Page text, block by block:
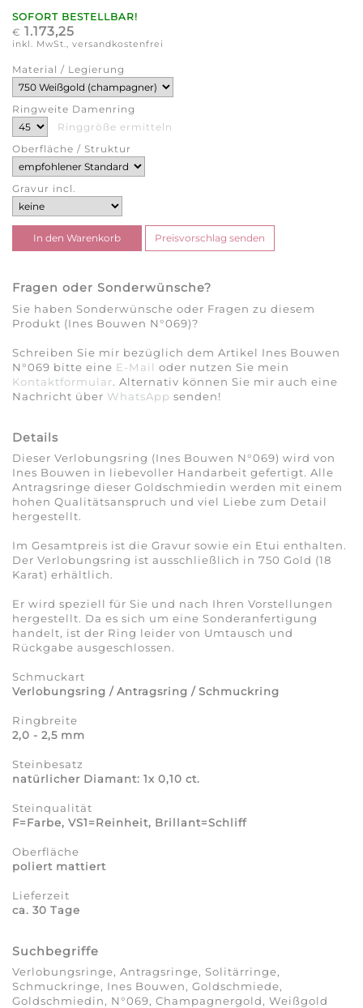
SOFORT BESTELLBAR!
€ 1.173,25
inkl. MwSt., versandkostenfrei
Material / Legierung
Ringweite Damenring
Ringgröße ermitteln
Oberfläche / Struktur
Gravur incl.
Fragen oder Sonderwünsche?
Sie haben Sonderwünsche oder Fragen zu diesem
Produkt (Ines Bouwen N°069)?
Schreiben Sie mir bezüglich dem Artikel Ines Bouwen
N°069 bitte eine E-Mail oder nutzen Sie mein
Kontaktformular. Alternativ können Sie mir auch eine
Nachricht über WhatsApp senden!
Details
Dieser Verlobungsring (Ines Bouwen N°069) wird von
Ines Bouwen in liebevoller Handarbeit gefertigt. Alle
Antragsringe dieser Goldschmiedin werden mit einem
hohen Qualitätsanspruch und viel Liebe zum Detail
hergestellt.
Im Gesamtpreis ist die Gravur sowie ein Etui enthalten.
Der Verlobungsring ist ausschließlich in 750 Gold (18
Karat) erhältlich.
Er wird speziell für Sie und nach Ihren Vorstellungen
hergestellt. Da es sich um eine Sonderanfertigung
handelt, ist der Ring leider von Umtausch und
Rückgabe ausgeschlossen.
Schmuckart
Verlobungsring / Antragsring / Schmuckring
Ringbreite
2,0 - 2,5 mm
Steinbesatz
natürlicher Diamant: 1x 0,10 ct.
Steinqualität
F=Farbe, VS1=Reinheit, Brillant=Schliff
Oberfläche
poliert mattiert
Lieferzeit
ca. 30 Tage
Suchbegriffe
Verlobungsringe, Antragsringe, Solitärringe,
Schmuckringe, Ines Bouwen, Goldschmiede,
Goldschmiedin, N°069, Champagnergold, Weißgold